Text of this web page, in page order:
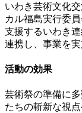
いわき芸術文化
カル福島実行委
支援するいわき
連携し、事業を実
活動の効果
芸術祭の準備に
たちの斬新な視